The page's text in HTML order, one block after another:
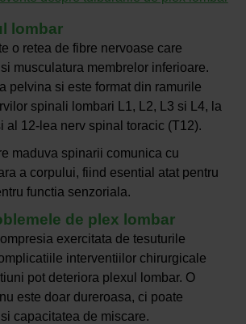
lombar
o retea de fibre nervoase care
musculatura membrelor inferioare.
pelvina si este format din ramurile
spinali lombari L1, L2, L3 si L4, la
al 12-lea nerv spinal toracic (T12).
maduva spinarii comunica cu
a corpului, fiind esential atat pentru
functia senzoriala.
de plex lombar
exercitata de tesuturile
interventiilor chirurgicale
pot deteriora plexul lombar. O
este doar dureroasa, ci poate
capacitatea de miscare.